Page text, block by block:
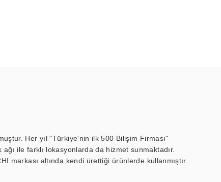
Her yıl "Türkiye'nin ilk 500 Bilişim Firması"
ile farklı lokasyonlarda da hizmet sunmaktadır.
markası altında kendi ürettiği ürünlerde kullanmıştır.